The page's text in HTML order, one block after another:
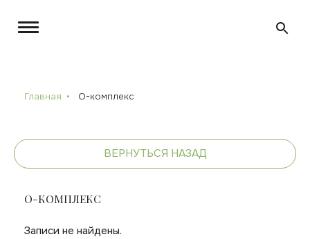
Главная O-комплекс
ВЕРНУТЬСЯ НАЗАД
O-КОМПЛЕКС
Записи не найдены.